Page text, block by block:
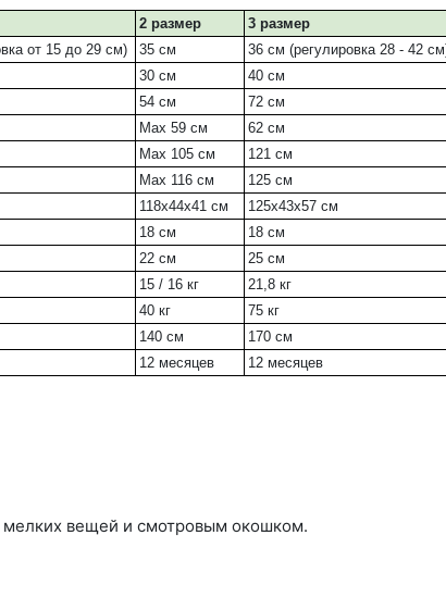
2 размер
3 размер
от 15 до 29 см) 35 см
36 см (регулировка 28 - 42
30 см
40 см
54 см
72 см
Max 59 см
62 см
Max 105 см
121 см
Max 116 см
125 см
118x44x41 см
125x43x57 см
18 см
18 см
22 см
25 см
15 / 16 кг
21,8 кг
40 кг
75 кг
140 см
170 см
12 месяцев 12 месяцев
вещей и смотровым окошком.